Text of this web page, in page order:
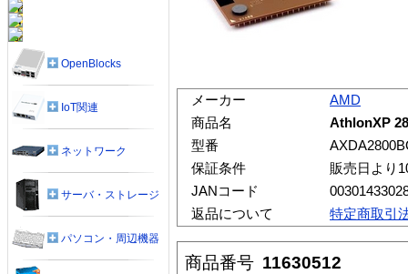
メーカー
AMD
商品名
AthlonXP
型番
保証条件
販売日より
JANコード
返品について
特定商取引
商品番号 11630512
OpenBlocks
IoT関連
ネットワーク
サーバ・ストレージ
パソコン・周辺機器